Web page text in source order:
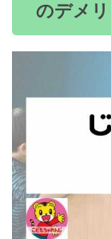
のデメ